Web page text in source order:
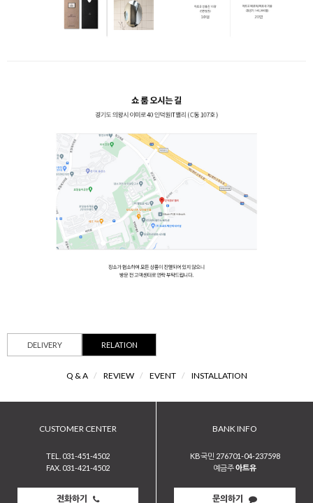
DELIVERY RELATION
Q & A / REVIEW / EVENT / INSTALLATION
CUSTOMER CENTER
TEL. 031-451-4502
FAX. 031-421-4502
전화하기
BANK INFO
KB국민 276701-04-237598
예금주아트유
문의하기